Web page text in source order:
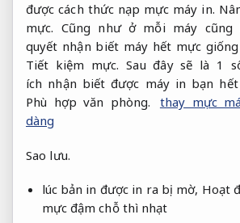
được cách thức nạp mực máy in.
mực. Cũng như ở mỗi máy cũng
quyết nhận biết máy hết mực giống
Tiết kiệm mực. Sau đây sẽ là 1
ích nhận biết được máy in bạn hết
Phù hợp văn phòng.
thay mực
dàng
Sao lưu.
lúc bản in được in ra bị mờ, Hoạt
mực đậm chỗ thì nhạt